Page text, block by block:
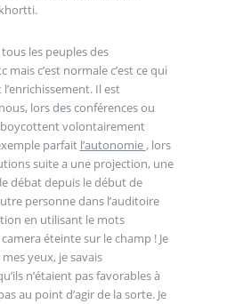
les peuples des
mais c’est normale c’est ce qui
Il est
lors des conférences ou
volontairement
parfait l’autonomie, lors
suite a une projection, une
débat depuis le début de
personne dans l’auditoire
en utilisant le mots
éteinte sur le champ ! Je
mes yeux, je savais
n’étaient pas favorables à
au point d’agir de la sorte. Je